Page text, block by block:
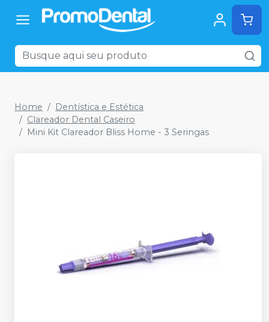
Home
Dentística e Estética
Clareador Dental Caseiro
Mini Kit Clareador Bliss Home - 3 Seringas